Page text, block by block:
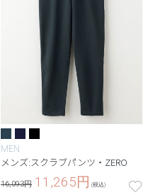
MEN
メンズ:スクラブパンツ・ZERO
16,093円 11,265円 (税込)